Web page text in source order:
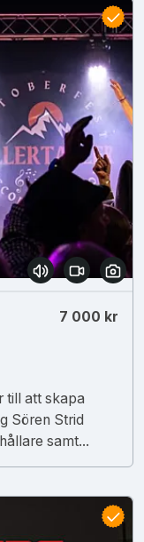
7 000 kr
till att skapa
Sören Strid
samt...